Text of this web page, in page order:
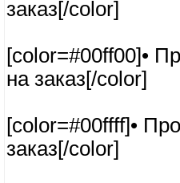
заказ[/color]
[color=#00ff00]•
на заказ[/color]
[color=#00ffff]•
заказ[/color]